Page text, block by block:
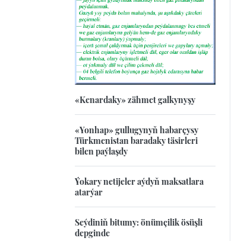
«Kenardaky» zähmet galkynyşy
«Yonhap» gullugynyň habarçysy
Türkmenistan baradaky täsirleri
bilen paýlaşdy
Ýokary netijeler aýdyň maksatlara
atarýar
Seýdiniň bitumy: önümçilik ösüşli
depginde